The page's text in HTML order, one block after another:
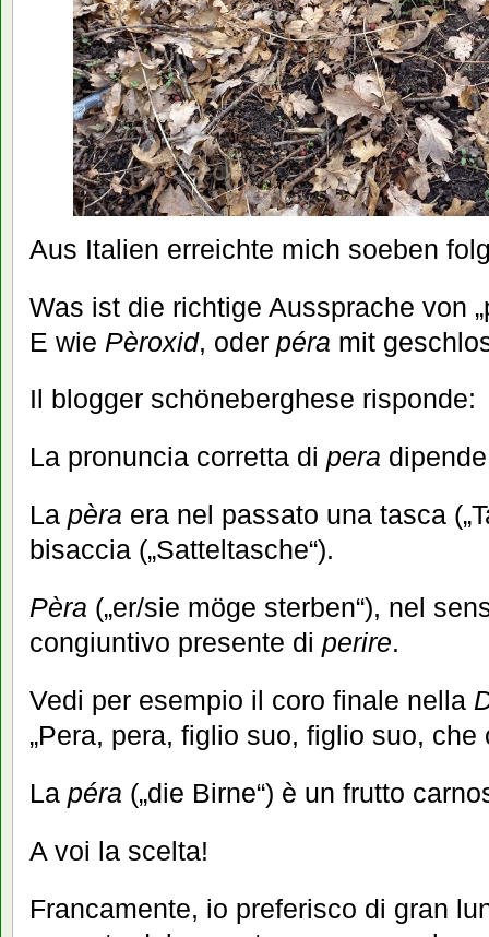
Aus Italien erreichte mich soeben
Was ist die richtige Aussprache von
E wie Pèroxid, oder péra mit
Il blogger schöneberghese risponde:
La pronuncia corretta di pera
La pèra era nel passato una tasca
bisaccia („Satteltasche“).
Pèra („er/sie möge sterben“), nel
congiuntivo presente di perire.
Vedi per esempio il coro finale nella
„Pera, pera, figlio suo, figlio suo, che
La péra („die Birne“) è un frutto
A voi la scelta!
Francamente, io preferisco di gran